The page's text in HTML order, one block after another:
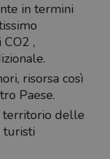
in termini
,
risorsa così
Paese.
territorio delle
turisti